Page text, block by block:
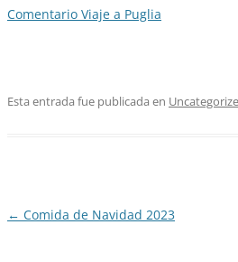
Comentario Viaje a Puglia
Esta entrada fue publicada en
Navegación
← Comida de Navidad 2023